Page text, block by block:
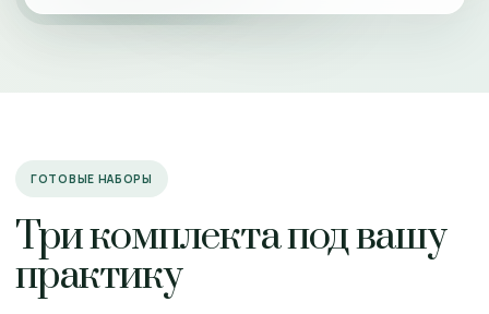
ГОТОВЫЕ НАБОРЫ
Три комплекта под вашу
практику